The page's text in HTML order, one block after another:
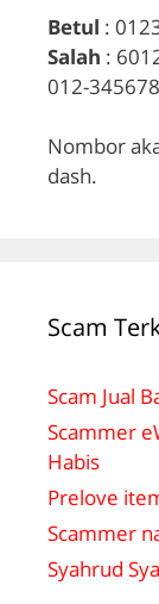
Betul :
Salah :
012-
Nombor
dash.
Scam
Scam Jual
Scammer
Habis
Prelove
Scammer
Syahrud